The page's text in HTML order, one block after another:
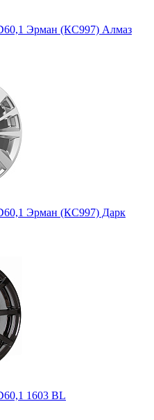
Эрман (КС997) Алмаз
Эрман (КС997) Дарк
1603 BL